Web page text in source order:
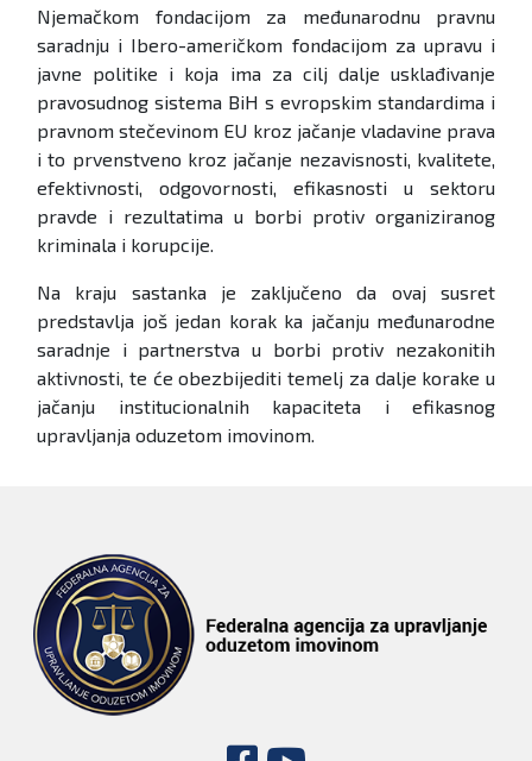
Njemačkom fondacijom za međunarodnu pravnu
saradnju i Ibero-američkom fondacijom za upravu i
javne politike i koja ima za cilj dalje usklađivanje
pravosudnog sistema BiH s evropskim standardima i
pravnom stečevinom EU kroz jačanje vladavine prava
i to prvenstveno kroz jačanje nezavisnosti, kvalitete,
efektivnosti, odgovornosti, efikasnosti u sektoru
pravde i rezultatima u borbi protiv organiziranog
kriminala i korupcije.
Na kraju sastanka je zaključeno da ovaj susret
predstavlja još jedan korak ka jačanju međunarodne
saradnje i partnerstva u borbi protiv nezakonitih
aktivnosti, te će obezbijediti temelj za dalje korake u
jačanju institucionalnih kapaciteta i efikasnog
upravljanja oduzetom imovinom.